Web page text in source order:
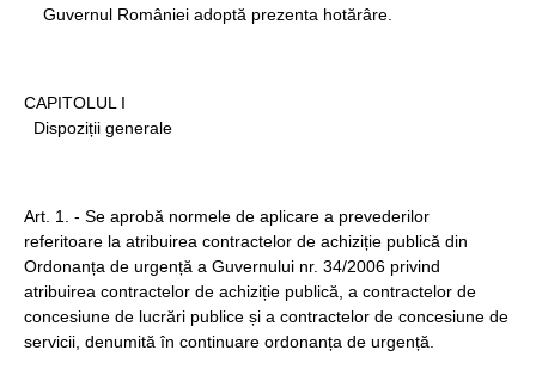
Guvernul României adoptă prezenta hotărâre.
CAPITOLUL I
Dispoziții generale
Art. 1. - Se aprobă normele de aplicare a prevederilor
referitoare la atribuirea contractelor de achiziție publică din
Ordonanța de urgență a Guvernului nr. 34/2006 privind
atribuirea contractelor de achiziție publică, a contractelor de
concesiune de lucrări publice și a contractelor de concesiune de
servicii, denumită în continuare ordonanța de urgență.